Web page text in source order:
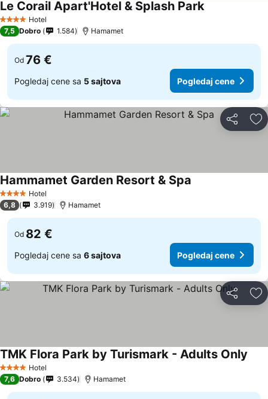
4 ZvezdiceHotel
Le Corail Apart'Hotel & Splash Park
7,5 Dobro 1.584 Hamamet
Od 76 €
Pogledaj cene sa 5 sajtova Pogledaj cene
Deli
4 ZvezdiceHotel
Hammamet Garden Resort & Spa
6,8 3.919 Hamamet
Od 82 €
Pogledaj cene sa 6 sajtova Pogledaj cene
Deli
4 ZvezdiceHotel
TMK Flora Park by Turismark - Adults Only
7,6 Dobro 3.534 Hamamet